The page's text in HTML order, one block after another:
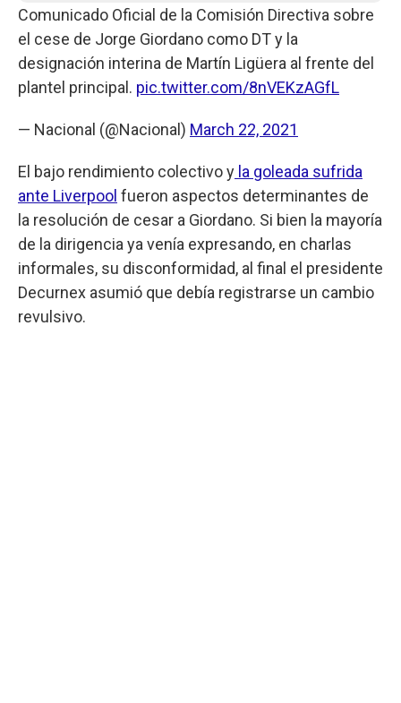
Comunicado Oficial de la Comisión Directiva sobre
el cese de Jorge Giordano como DT y la
designación interina de Martín Ligüera al frente del
plantel principal. pic.twitter.com/8nVEKzAGfL
— Nacional (@Nacional) March 22, 2021
El bajo rendimiento colectivo y la goleada sufrida
ante Liverpool fueron aspectos determinantes de
la resolución de cesar a Giordano. Si bien la mayoría
de la dirigencia ya venía expresando, en charlas
informales, su disconformidad, al final el presidente
Decurnex asumió que debía registrarse un cambio
revulsivo.